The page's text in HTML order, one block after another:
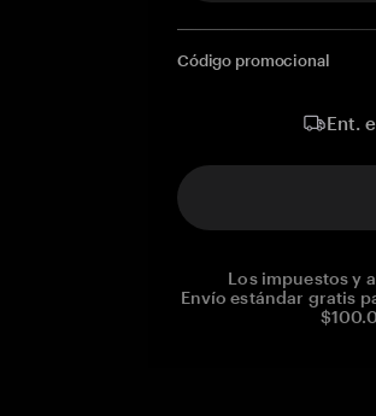
Código promocional
Ent.
Los impuestos y
Envío estándar gratis